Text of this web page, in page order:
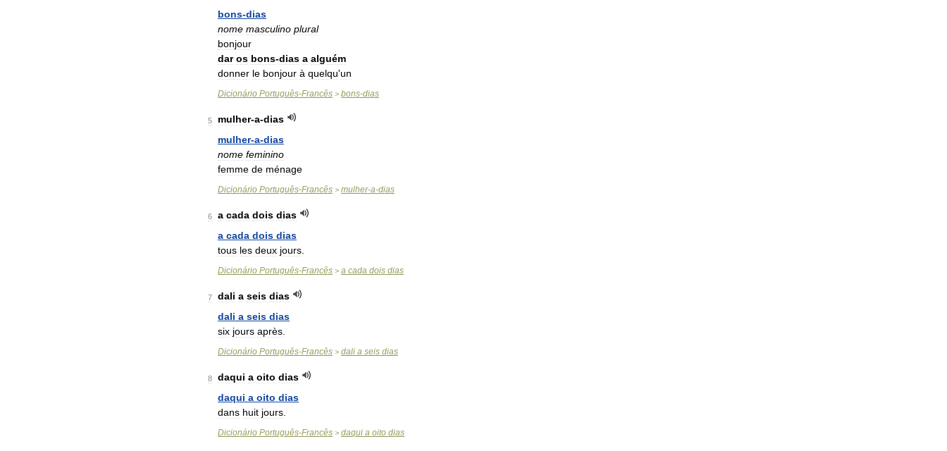
bons-dias
nome masculino plural
bonjour
dar os bons-dias a alguém
donner le bonjour à quelqu'un
Dicionário Português-Francês > bons-dias
5 mulher-a-dias
mulher-a-dias
nome feminino
femme de ménage
Dicionário Português-Francês > mulher-a-dias
6 a cada dois dias
a cada dois dias
tous les deux jours
Dicionário Português-Francês > a cada dois dias
7 dali a seis dias
dali a seis dias
six jours après
Dicionário Português-Francês > dali a seis dias
8 daqui a oito dias
daqui a oito dias
dans huit jours
Dicionário Português-Francês > daqui a oito dias